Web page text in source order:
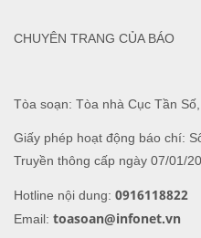
Tòa soạn: Tòa nhà Cục Tần
Giấy phép hoạt động báo chí:
Truyền thông cấp ngày 07/01/
Hotline nội dung: 0916118822
Email: toasoan@infonet.vn
CHUYÊN TRANG CỦA BÁO